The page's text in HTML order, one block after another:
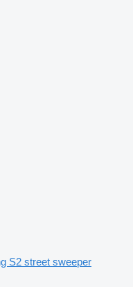
S2 street sweeper